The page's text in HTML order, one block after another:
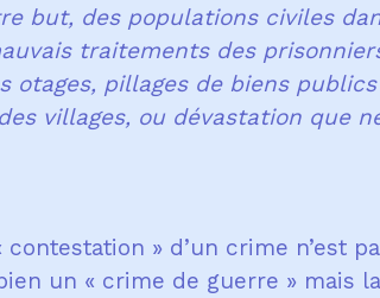
but, des populations civiles
traitements des
otages, pillages de biens
villages, ou dévastation que
» d’un crime n’est
un « crime de guerre » mais